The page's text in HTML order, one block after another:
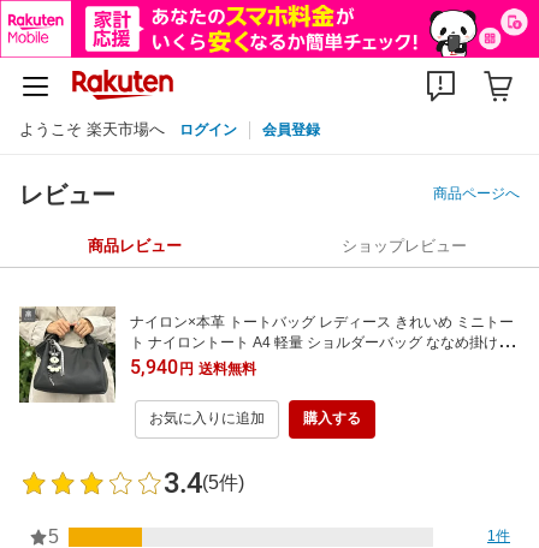
ようこそ 楽天市場へ ログイン 会員登録
レビュー 商品ページへ
商品レビュー ショップレビュー
ナイロン×本革 トートバッグ レディース きれいめ ミニトー
ト ナイロントート A4 軽量 ショルダーバッグ ななめ掛け ハ
ンドバッグ 軽い 2way 多収納 マグネット シンプル 通勤 女
性 B5 かわいい おしゃれ 黒 ブラック 小さめ 肩掛け
5,940円 送料無料
お気に入りに追加 購入する
3.4(5件)
5 1件